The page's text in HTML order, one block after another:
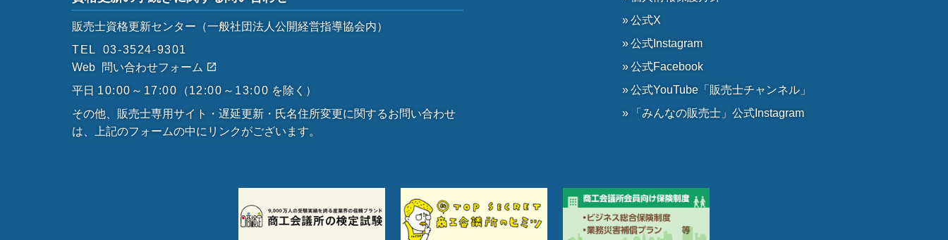
販売士資格更新センター （一般社団法人公開経営指導協会内）
TEL
03-3524-9301
Web
問い合わせフォーム
平日 10:00～17:00 （12:00～13:00 を除く）
その他、販売士専用サイト・遅延更新・氏名住所変更に関するお問い合わせ
は、上記のフォームの中にリンクがございます。
公式X
公式Instagram
公式Facebook
公式YouTube「販売士チャンネル」
「みんなの販売士」公式Instagram